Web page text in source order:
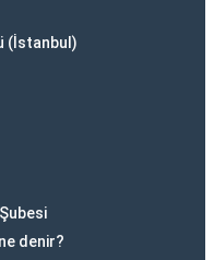
(İstanbul)
denir?